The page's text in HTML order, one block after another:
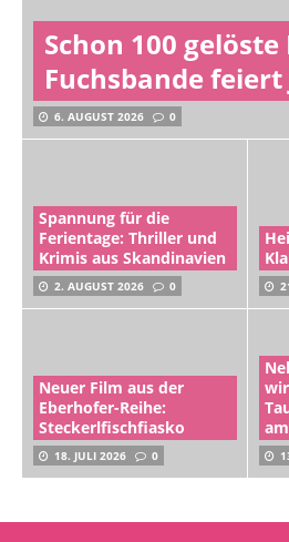
Schon 100 gelöste
Fuchsbande
6. AUGUST 2026 0
Spannung für die
Ferientage: Thriller und
Krimis aus Skandinavien
2. AUGUST 2026 0
Neuer Film aus der
Eberhofer-Reihe:
Steckerlfischfiasko
18. JULI 2026 0